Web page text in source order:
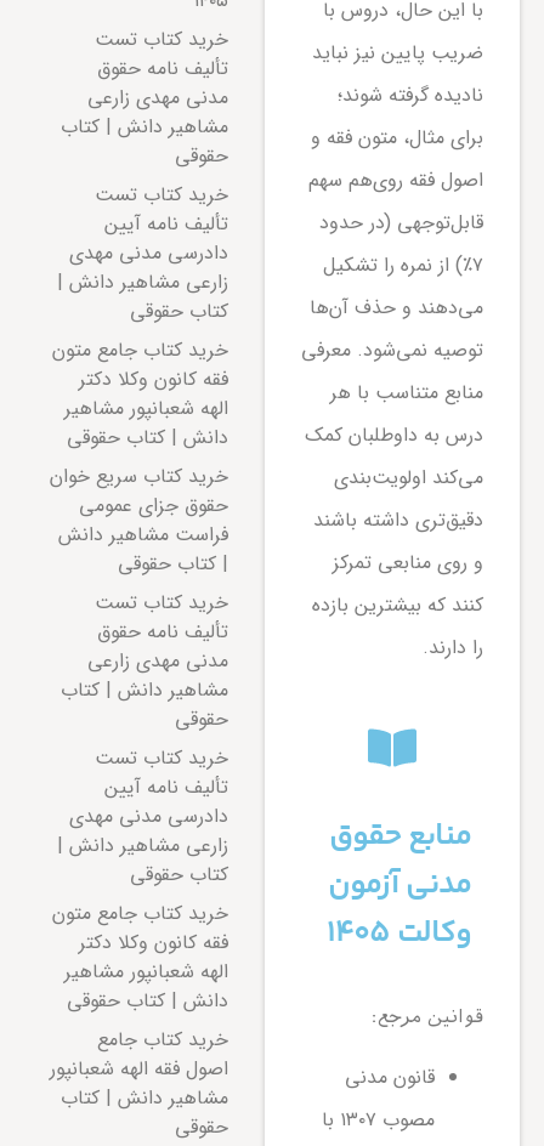
با این حال، دروس با
ضریب پایین نیز نباید
نادیده گرفته شوند؛
برای مثال، متون فقه و
اصول فقه روی‌هم سهم
قابل‌توجهی (در حدود
۷٪) از نمره را تشکیل
می‌دهند و حذف آن‌ها
توصیه نمی‌شود. معرفی
منابع متناسب با هر
درس به داوطلبان کمک
می‌کند اولویت‌بندی
دقیق‌تری داشته باشند
و روی منابعی تمرکز
کنند که بیشترین بازده
را دارند.
منابع حقوق
مدنی آزمون
وکالت ۱۴۰۵
قوانین مرجع:
قانون مدنی
مصوب ۱۳۰۷ با
خرید کتاب تست
تألیف نامه حقوق
مدنی مهدی زارعی
مشاهیر دانش | کتاب
حقوقی
خرید کتاب تست
تألیف نامه آیین
دادرسی مدنی مهدی
زارعی مشاهیر دانش |
کتاب حقوقی
خرید کتاب جامع متون
فقه کانون وکلا دکتر
الهه شعبانپور مشاهیر
دانش | کتاب حقوقی
خرید کتاب سریع خوان
حقوق جزای عمومی
فراست مشاهیر دانش
| کتاب حقوقی
خرید کتاب تست
تألیف نامه حقوق
مدنی مهدی زارعی
مشاهیر دانش | کتاب
حقوقی
خرید کتاب تست
تألیف نامه آیین
دادرسی مدنی مهدی
زارعی مشاهیر دانش |
کتاب حقوقی
خرید کتاب جامع متون
فقه کانون وکلا دکتر
الهه شعبانپور مشاهیر
دانش | کتاب حقوقی
خرید کتاب جامع
اصول فقه الهه شعبانپور
مشاهیر دانش | کتاب
حقوقی